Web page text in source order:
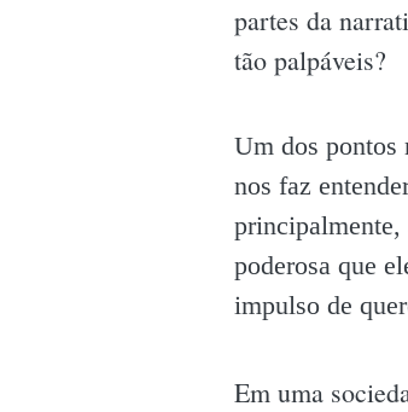
partes da
tão palpáveis?
Um dos pontos
nos faz
principalmente,
poderosa que
impulso de
Em uma